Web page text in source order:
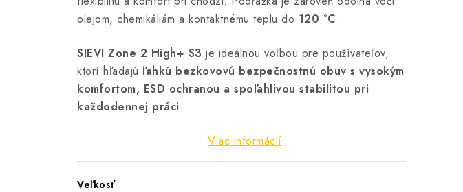
olejom, chemikáliám a kontaktnému teplu do 120 °C.
SIEVI Zone 2 High+ S3 je ideálnou voľbou pre používateľov,
ktorí hľadajú ľahkú bezkovovú bezpečnostnú obuv s vysokým
komfortom, ESD ochranou a spoľahlivou stabilitou pri
každodennej práci.
Viac informácií
Veľkosť